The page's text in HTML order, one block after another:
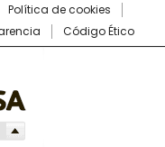
Política de cookies
Código Ético